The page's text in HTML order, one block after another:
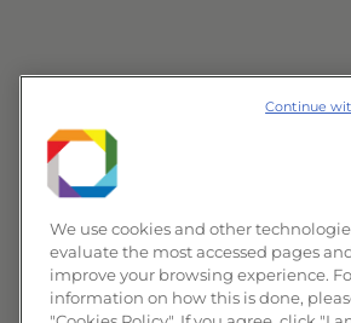
We use cookies and other
evaluate the most accessed pages
improve your browsing experience.
information on how this is done,
Continue